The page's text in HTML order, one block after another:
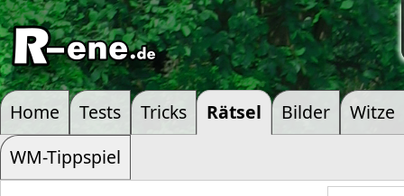
Home Tests Tricks Rätsel Bilder
Witze
WM-Tippspiel